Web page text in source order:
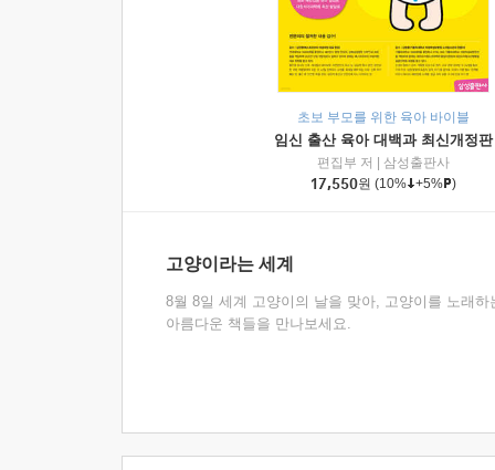
초보 부모를 위한 육아 바이블
임신 출산 육아 대백과 최신개정판
편집부 저
삼성출판사
17,550원 (10% +5% )
고양이라는 세계
8월 8일 세계 고양이의 날을 맞아, 고양이를 노래하
아름다운 책들을 만나보세요.